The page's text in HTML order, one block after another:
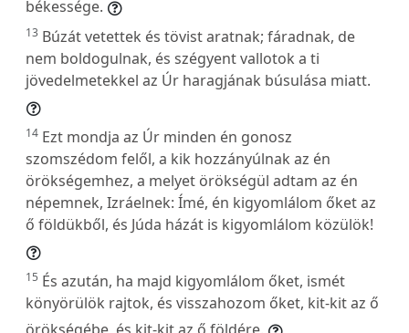
békessége.
13 Búzát vetettek és tövist aratnak; fáradnak, de
nem boldogulnak, és szégyent vallotok a ti
jövedelmetekkel az Úr haragjának búsulása miatt.
14 Ezt mondja az Úr minden én gonosz
szomszédom felől, a kik hozzányúlnak az én
örökségemhez, a melyet örökségül adtam az én
népemnek, Izráelnek: Ímé, én kigyomlálom őket az
ő földükből, és Júda házát is kigyomlálom közülök!
15 És azután, ha majd kigyomlálom őket, ismét
könyörülök rajtok, és visszahozom őket, kit-kit az ő